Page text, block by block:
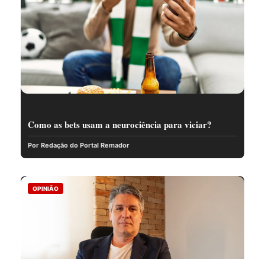
Como as bets usam a neurociência para viciar?
Por Redação do Portal Remador
OPINIÃO